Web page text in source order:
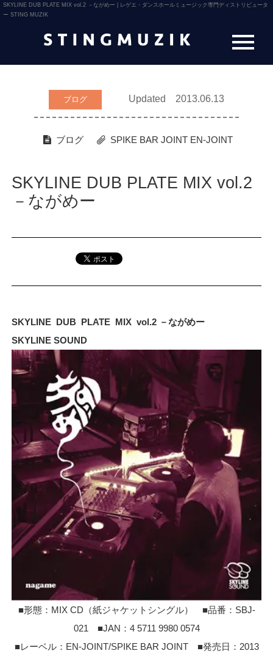
SKYLINE DUB PLATE MIX vol.2 －ながめー | レゲエ・ダンスホールミュージック専門ディストリビュータ
ー STING MUZIK
ブログ Updated 2013.06.13
ブログ SPIKE BAR JOINT EN-JOINT
SKYLINE DUB PLATE MIX vol.2
－ながめー
SKYLINE DUB PLATE MIX vol.2 －ながめー
SKYLINE SOUND
■形態：MIX CD（紙ジャケットシングル） ■品番：SBJ-
021 ■JAN：4 5711 9980 0574
■レーベル：EN-JOINT/SPIKE BAR JOINT ■発売日：2013